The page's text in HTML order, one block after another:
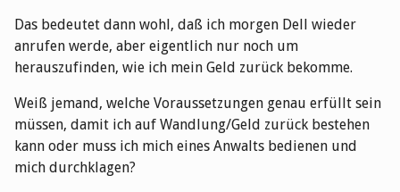
Das bedeutet dann wohl, daß ich morgen Dell wieder
anrufen werde, aber eigentlich nur noch um
herauszufinden, wie ich mein Geld zurück bekomme.
Weiß jemand, welche Voraussetzungen genau erfüllt sein
müssen, damit ich auf Wandlung/Geld zurück bestehen
kann oder muss ich mich eines Anwalts bedienen und
mich durchklagen?